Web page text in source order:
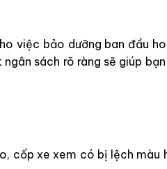
việc bảo dưỡng ban đầu
sách rõ ràng sẽ giúp
cốp xe xem có bị lệch màu